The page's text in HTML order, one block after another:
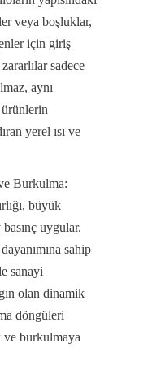
veya boşluklar,
için giriş
sadece
aynı
yerel ısı ve
Burkulma:
büyük
uygular.
sahip
sanayi
olan dinamik
döngüleri
ve burkulmaya